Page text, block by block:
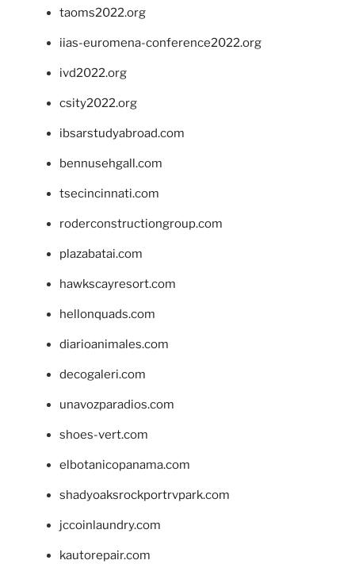
taoms2022.org
iias-euromena-conference2022.org
ivd2022.org
csity2022.org
ibsarstudyabroad.com
bennusehgall.com
tsecincinnati.com
roderconstructiongroup.com
plazabatai.com
hawkscayresort.com
hellonquads.com
diarioanimales.com
decogaleri.com
unavozparadios.com
shoes-vert.com
elbotanicopanama.com
shadyoaksrockportrvpark.com
jccoinlaundry.com
kautorepair.com